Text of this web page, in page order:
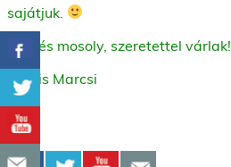
sajátjuk.
Üdv és mosoly, szeretettel várlak!
Kocsis Marcsi